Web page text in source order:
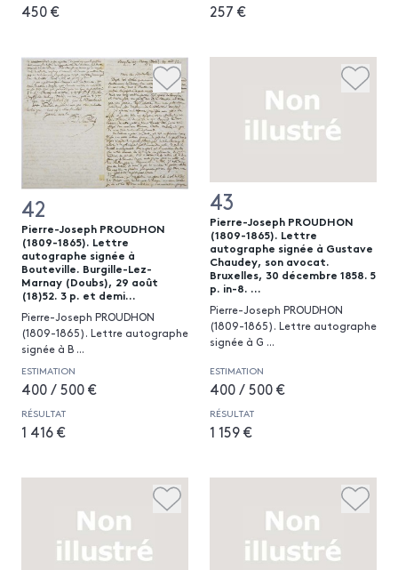
450 € 257 €
42
Pierre-Joseph PROUDHON
(1809-1865). Lettre
autographe signée à
Bouteville. Burgille-Lez-
Marnay (Doubs), 29 août
(18)52. 3 p. et demi...
Pierre-Joseph PROUDHON
(1809-1865). Lettre autographe
signée à B ...
ESTIMATION
400 / 500 €
RÉSULTAT
1 416 €
43
Pierre-Joseph PROUDHON
(1809-1865). Lettre
autographe signée à Gustave
Chaudey, son avocat.
Bruxelles, 30 décembre 1858. 5
p. in-8. ...
Pierre-Joseph PROUDHON
(1809-1865). Lettre autographe
signée à G ...
ESTIMATION
400 / 500 €
RÉSULTAT
1 159 €